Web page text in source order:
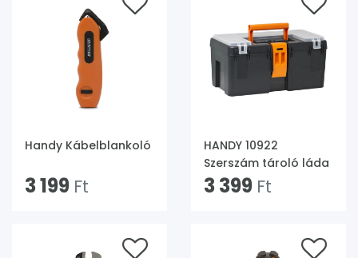
Handy Kábelblankoló
3 199 Ft
HANDY 10922
Szerszám tároló láda
3 399 Ft